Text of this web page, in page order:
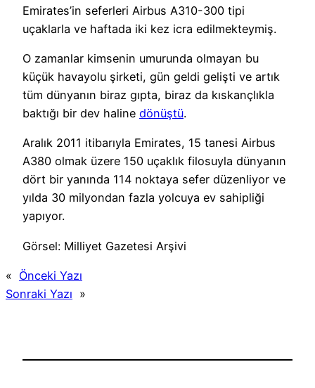
Emirates’in seferleri Airbus A310-300 tipi
uçaklarla ve haftada iki kez icra edilmekteymiş.
O zamanlar kimsenin umurunda olmayan bu
küçük havayolu şirketi, gün geldi gelişti ve artık
tüm dünyanın biraz gıpta, biraz da kıskançlıkla
baktığı bir dev haline dönüştü.
Aralık 2011 itibarıyla Emirates, 15 tanesi Airbus
A380 olmak üzere 150 uçaklık filosuyla dünyanın
dört bir yanında 114 noktaya sefer düzenliyor ve
yılda 30 milyondan fazla yolcuya ev sahipliği
yapıyor.
Görsel: Milliyet Gazetesi Arşivi
« Önceki Yazı
Sonraki Yazı »